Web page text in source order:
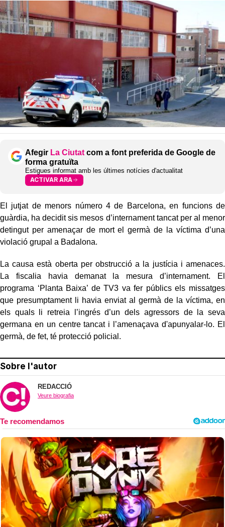
Afegir La Ciutat com a font preferida de Google de
forma gratuïta
Estigues informat amb les últimes notícies d'actualitat
ACTIVAR ARA
El jutjat de menors número 4 de Barcelona, en funcions de
guàrdia, ha decidit sis mesos d’internament tancat per al menor
detingut per amenaçar de mort el germà de la víctima d’una
violació grupal a Badalona.
La causa està oberta per obstrucció a la justícia i amenaces.
La fiscalia havia demanat la mesura d’internament. El
programa ‘Planta Baixa’ de TV3 va fer públics els missatges
que presumptament li havia enviat al germà de la víctima, en
els quals li retreia l’ingrés d’un dels agressors de la seva
germana en un centre tancat i l’amenaçava d'apunyalar-lo. El
germà, de fet, té protecció policial.
Sobre l'autor
REDACCIÓ
Veure biografia